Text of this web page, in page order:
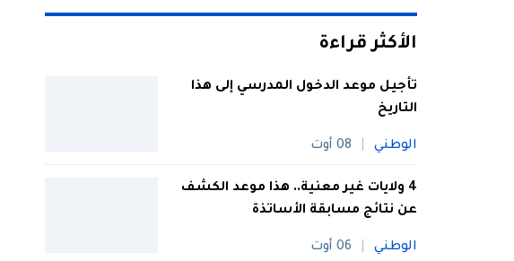
الأكثر قراءة
تأجيل موعد الدخول المدرسي إلى هذا
التاريخ
الوطني 08 أوت
4 ولايات غير معنية.. هذا موعد الكشف
عن نتائج مسابقة الأساتذة
الوطني 06 أوت